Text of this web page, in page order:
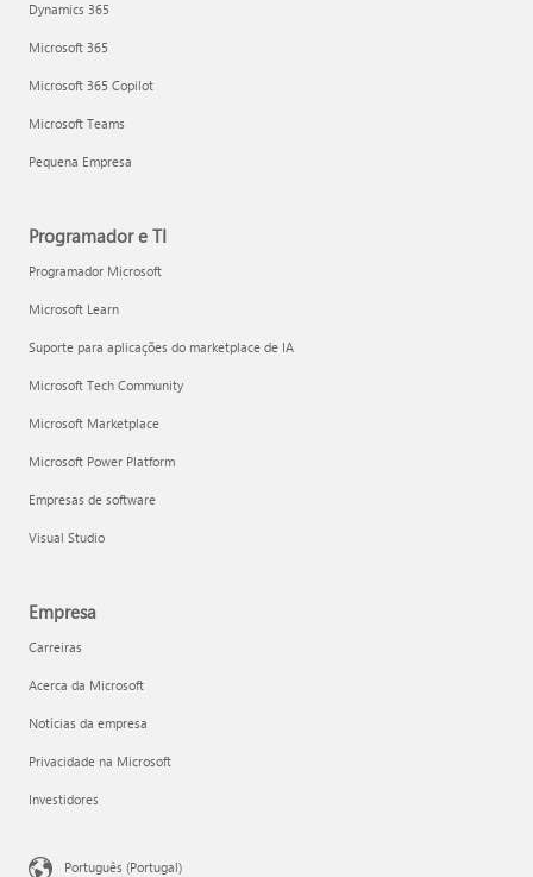
Dynamics 365
Microsoft 365
Microsoft 365 Copilot
Microsoft Teams
Pequena Empresa
Programador e TI
Programador Microsoft
Microsoft Learn
Suporte para aplicações do marketplace de IA
Microsoft Tech Community
Microsoft Marketplace
Microsoft Power Platform
Empresas de software
Visual Studio
Empresa
Carreiras
Acerca da Microsoft
Notícias da empresa
Privacidade na Microsoft
Investidores
Português (Portugal)